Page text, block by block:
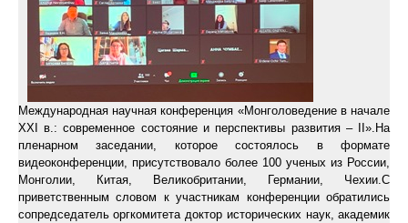
Международная научная конференция «Монголоведение в начале
XXI в.: современное состояние и перспективы развития – II».На
пленарном заседании, которое состоялось в формате
видеоконференции, присутствовало более 100 ученых из России,
Монголии, Китая, Великобритании, Германии, Чехии.С
приветственным словом к участникам конференции обратились
сопредседатель оргкомитета доктор исторических наук, академик